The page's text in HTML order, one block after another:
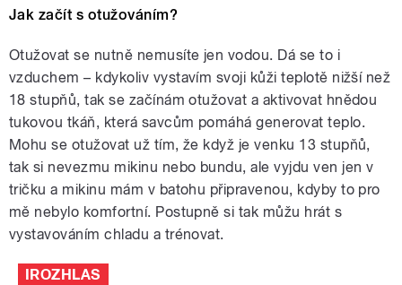
Jak začít s otužováním?
Otužovat se nutně nemusíte jen vodou. Dá se to i
vzduchem – kdykoliv vystavím svoji kůži teplotě nižší než
18 stupňů, tak se začínám otužovat a aktivovat hnědou
tukovou tkáň, která savcům pomáhá generovat teplo.
Mohu se otužovat už tím, že když je venku 13 stupňů,
tak si nevezmu mikinu nebo bundu, ale vyjdu ven jen v
tričku a mikinu mám v batohu připravenou, kdyby to pro
mě nebylo komfortní. Postupně si tak můžu hrát s
vystavováním chladu a trénovat.
IROZHLAS